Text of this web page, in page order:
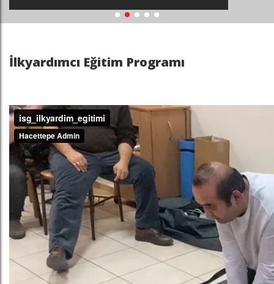
İlkyardımcı Eğitim Programı